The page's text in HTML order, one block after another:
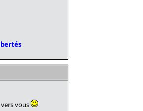
vous